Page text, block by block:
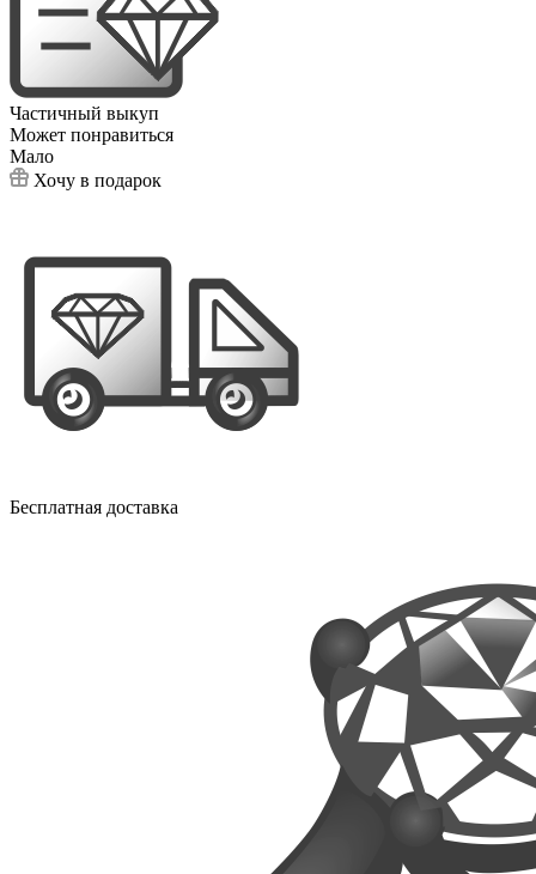
Частичный выкуп
Может понравиться
Мало
Хочу в подарок
Бесплатная доставка